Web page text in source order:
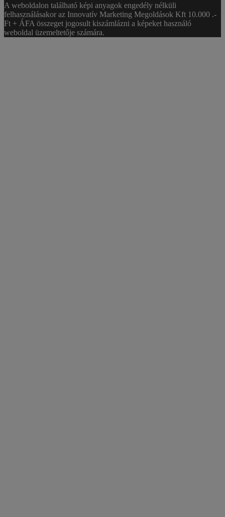
A weboldalon található képi anyagok engedély nélküli
felhasználásakor az Innovatív Marketing Megoldások Kft 10.000 .-
Ft + ÁFA összeget jogosult kiszámlázni a képeket használó
weboldal üzemeltetője számára.